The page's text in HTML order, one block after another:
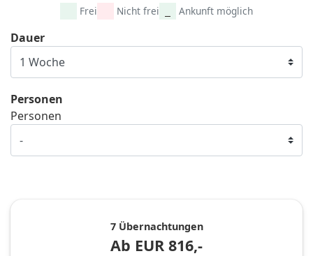
Frei Nicht frei Ankunft möglich
Dauer
Personen
Personen
7 Übernachtungen
Ab EUR 816,-